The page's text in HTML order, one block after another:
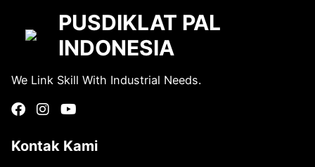
PUSDIKLAT PAL
INDONESIA
We Link Skill With Industrial Needs.
Kontak Kami